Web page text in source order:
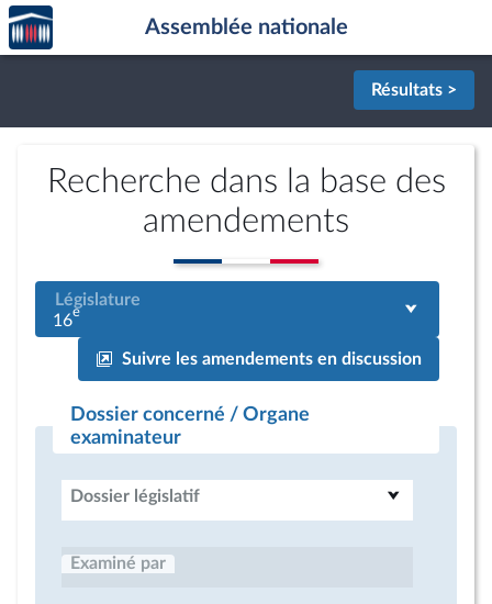
Aller au contenu
Aller en bas de la page
Accèder
à la
page
Assemblée nationale
Résultats >
Recherche dans la base des
amendements
Législature
16e
Suivre les amendements en discussion
Dossier concerné / Organe
examinateur
Dossier législatif
Examiné par